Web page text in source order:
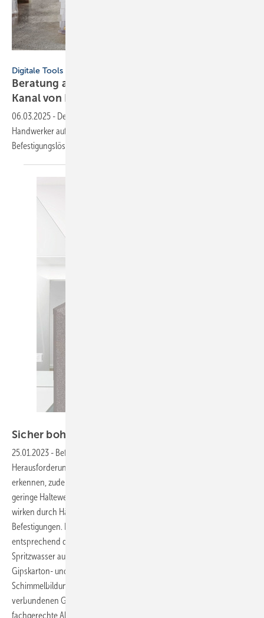
Digitale Tools
Beratung auf der Baustelle: neuer WhatsApp-
Kanal von
06.03.2025 - Der WhatsApp-Kanal von Fischer unterstützt
Handwerker auf der Baustelle bei der Wahl und Anwendung von
Befestigungslösungen.
Sicher bohren und befestigen im
25.01.2023 - Befestigungen im Nassbereich sind eine
Herausforderung. Hinter den Fliesen ist der Baustoff nicht zu
erkennen, zudem werden häufig Trockenbauplatten eingesetzt, die
geringe Haltewerte haben. Bei gängigen Vorwandinstallationen
wirken durch Hänge-WCs und Waschtische starke Querkräfte auf die
Befestigungen. Darüber hinaus ist die sanitäre Einrichtung
entsprechend den Wassereinwirkungsklassen W0‑I bis W3‑I
Spritzwasser ausgesetzt. Um den Baustoff und hier vor allem
Gipskarton- und Gipsfaserplatten gegen Feuchtigkeit,
Schimmelbildung und Schäden sowie die Bewohner vor den damit
verbundenen Gesundheitsrisiken zu schützen, ist auch die
fachgerechte Abdichtung der Befestigung notwendig. Der Beitrag von